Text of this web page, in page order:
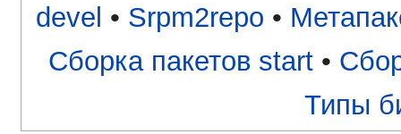
devel • Srpm2repo •
Сборка пакетов start•
Типы